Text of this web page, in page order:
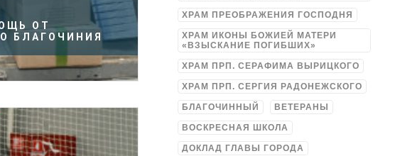
ОТ
БЛАГОЧИНИЯ
ХРАМ ПРЕОБРАЖЕНИЯ ГОСПОДНЯ
ХРАМ ИКОНЫ БОЖИЕЙ МАТЕРИ
«ВЗЫСКАНИЕ ПОГИБШИХ»
ХРАМ ПРП. СЕРАФИМА ВЫРИЦКОГО
ХРАМ ПРП. СЕРГИЯ РАДОНЕЖСКОГО
БЛАГОЧИННЫЙ ВЕТЕРАНЫ
ВОСКРЕСНАЯ ШКОЛА
ДОКЛАД ГЛАВЫ ГОРОДА